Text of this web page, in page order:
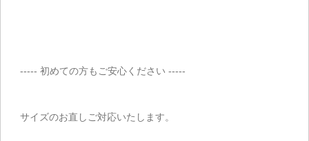
----- 初めての方もご安心ください -----
サイズのお直しご対応いたします。